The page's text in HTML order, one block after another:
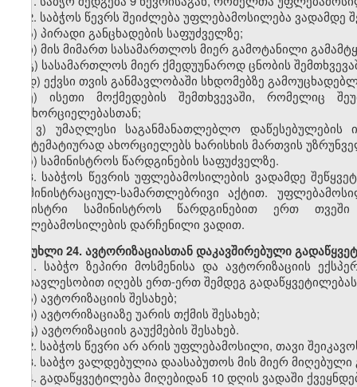
2. საბჭოს წევრს შეიძლება უფლებამოსილება ვადამდე
ა) პირადი განცხადების საფუძველზე;
ბ) მის მიმართ სასამართლოს მიერ გამოტანილი
გ) სასამართლოს მიერ ქმედუუნაროდ ცნობის
დ) ექვსი თვის განმავლობაში სხდომებზე
ე) ისეთი მოქმედების შემთხვევაში, რომელიც
განხორციელებასთან;
ვ) უმაღლესი საგანმანათლებლო დაწესებულების
სისტემატიურად ახორციელებს ხარისხის მართვის
ზ) სამინისტროს წარდგინების საფუძველზე.
3. საბჭოს წევრის უფლებამოსილების ვადამდე
ადმინისტრაციულ-სამართლებრივი აქტით.
მინისტრი სამინისტროს წარდგინებით ერთ
უფლებამოსილების დარჩენილი ვადით.
მუხლი24. ავტორიზაციასთან დაკავშირებული
1. საბჭო ზეპირი მოსმენისა და ავტორიზაციის
უმრავლესობით იღებს ერთ-ერთ შემდეგ
ა) ავტორიზაციის შესახებ;
ბ) ავტორიზაციაზე უარის თქმის შესახებ;
გ) ავტორიზაციის გაუქმების შესახებ.
2. საბჭოს წევრი არ არის უფლებამოსილი, თავი
3. საბჭო ვალდებულია დაასაბუთოს მის მიერ მიღებული
4. გადაწყვეტილება მიღებიდან 10 დღის ვადაში